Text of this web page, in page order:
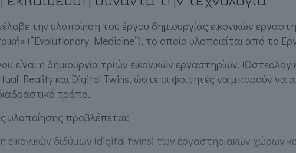
την υλοποίηση του έργου δημιουργίας εικονικών
(“Evolutionary Medicine”), το οποίο υλοποιείται από το
είναι η δημιουργία τριών εικονικών εργαστηρίων,
Reality και Digital Twins, ώστε οι φοιτητές να μπορούν
τρόπο.
υλοποίησης προβλέπεται:
εικονικών διδύμων (digital twins) των εργαστηριακών χώρων